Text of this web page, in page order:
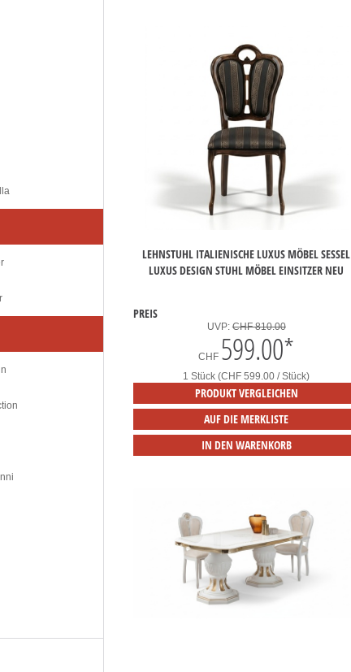
LEHNSTUHL ITALIENISCHE LUXUS MÖBEL SESSEL
LUXUS DESIGN STUHL MÖBEL EINSITZER NEU
PREIS
UVP: CHF 810.00
CHF 599.00*
1 Stück (CHF 599.00 / Stück)
PRODUKT VERGLEICHEN
AUF DIE MERKLISTE
IN DEN WARENKORB